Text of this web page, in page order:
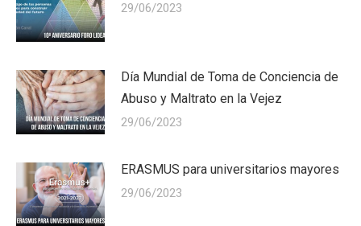
29/06/2023
Día Mundial de Toma de Conciencia de
Abuso y Maltrato en la Vejez
29/06/2023
ERASMUS para universitarios mayores
29/06/2023